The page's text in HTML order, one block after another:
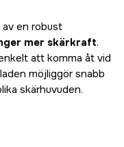
en robust
mer skärkraft.
att komma åt vid
möjliggör snabb
skärhuvuden.